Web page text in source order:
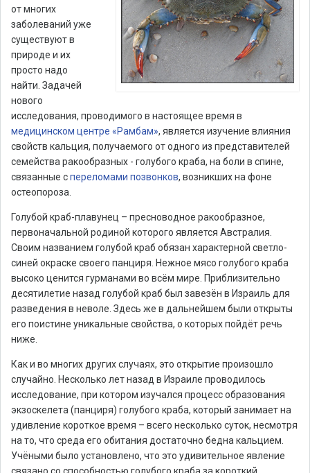
от многих
заболеваний уже
существуют в
природе и их
просто надо
найти. Задачей
нового
исследования, проводимого в настоящее время в
медицинском центре «Рамбам», является изучение влияния
свойств кальция, получаемого от одного из представителей
семейства ракообразных - голубого краба, на боли в спине,
связанные спереломами позвонков, возникших на фоне
остеопороза.
Голубой краб-плавунец – пресноводное ракообразное,
первоначальной родиной которого является Австралия.
Своим названием голубой краб обязан характерной светло-
синей окраске своего панциря. Нежное мясо голубого краба
высоко ценится гурманами во всём мире. Приблизительно
десятилетие назад голубой краб был завезён в Израиль для
разведения в неволе. Здесь же в дальнейшем были открыты
его поистине уникальные свойства, о которых пойдёт речь
ниже.
Как и во многих других случаях, это открытие произошло
случайно. Несколько лет назад в Израиле проводилось
исследование, при котором изучался процесс образования
экзоскелета (панциря) голубого краба, который занимает на
удивление короткое время – всего несколько суток, несмотря
на то, что среда его обитания достаточно бедна кальцием.
Учёными было установлено, что это удивительное явление